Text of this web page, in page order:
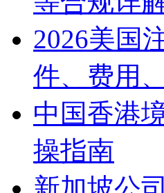
2026美国
件、费用
中国香港
操指南